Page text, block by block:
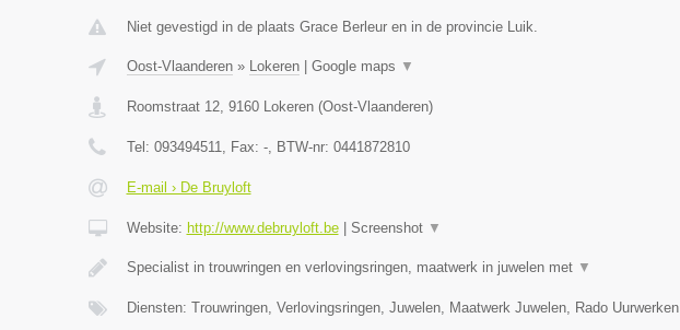
Niet gevestigd in de plaats Grace Berleur en in de provincie Luik.
Oost-Vlaanderen» Lokeren| Google maps ▼
Roomstraat 12, 9160 Lokeren(Oost-Vlaanderen)
Tel: 093494511, Fax: -, BTW-nr: 0441872810
E-mail › De Bruyloft
Website: http://www.debruyloft.be| Screenshot ▼
Specialist in trouwringen en verlovingsringen, maatwerk in juwelen met ▼
Diensten: Trouwringen, Verlovingsringen, Juwelen, Maatwerk Juwelen, Rado Uurwerken